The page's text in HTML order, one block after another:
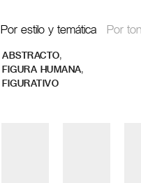
Por estilo y temática Por
ABSTRACTO,
FIGURA HUMANA,
FIGURATIVO